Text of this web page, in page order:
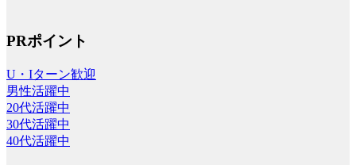
PRポイント
U・Iターン歓迎
男性活躍中
20代活躍中
30代活躍中
40代活躍中